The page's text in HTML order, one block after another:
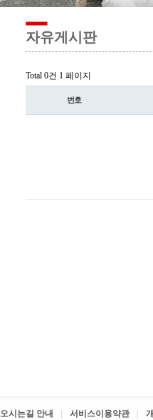
자유게시판
Total 0건 1 페이지
번호
오시는길 안내 서비스이용약관